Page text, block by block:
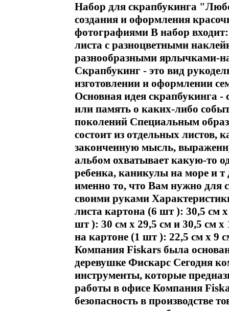
Набор для скрапбукинга
создания и оформления
фотографиями В набор
листа с разноцветными
разнообразными ярлычками-
Скрапбукинг - это вид
изготовлении и оформлении
Основная идея скрапбукинга
или память о каких-либо
поколений Специальным
состоит из отдельных листов,
законченную мысль,
альбом охватывает какую-то
ребенка, каникулы на море и
именно то, что Вам нужно для
своими руками
листа картона (6 шт ): 30,5 см
шт ): 30 см х 29,5 см и 30,5 см
на картоне (1 шт ): 22,5 см х 9
Компания Fiskars была
деревушке Фискарс Сегодня
инструменты, которые
работы в офисе Компания
безопасность в производстве